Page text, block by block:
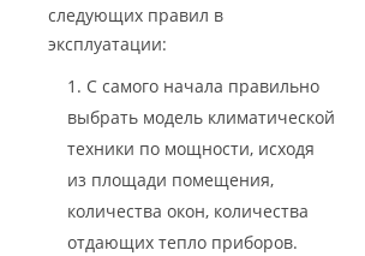
следующих правил в
эксплуатации:
С самого начала правильно
выбрать модель климатической
техники по мощности, исходя
из площади помещения,
количества окон, количества
отдающих тепло приборов.